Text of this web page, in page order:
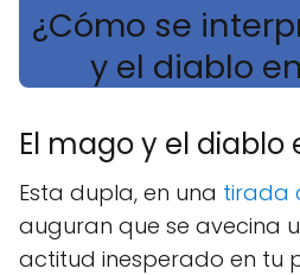
¿Cómo se
y el diablo
El mago y el
Esta dupla, en una tirada
auguran que se avecina
actitud inesperado en tu